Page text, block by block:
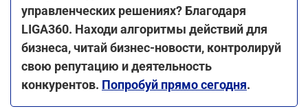
управленческих решениях? Благодаря
LIGA360. Находи алгоритмы действий для
бизнеса, читай бизнес-новости, контролируй
свою репутацию и деятельность
конкурентов. Попробуй прямо сегодня.